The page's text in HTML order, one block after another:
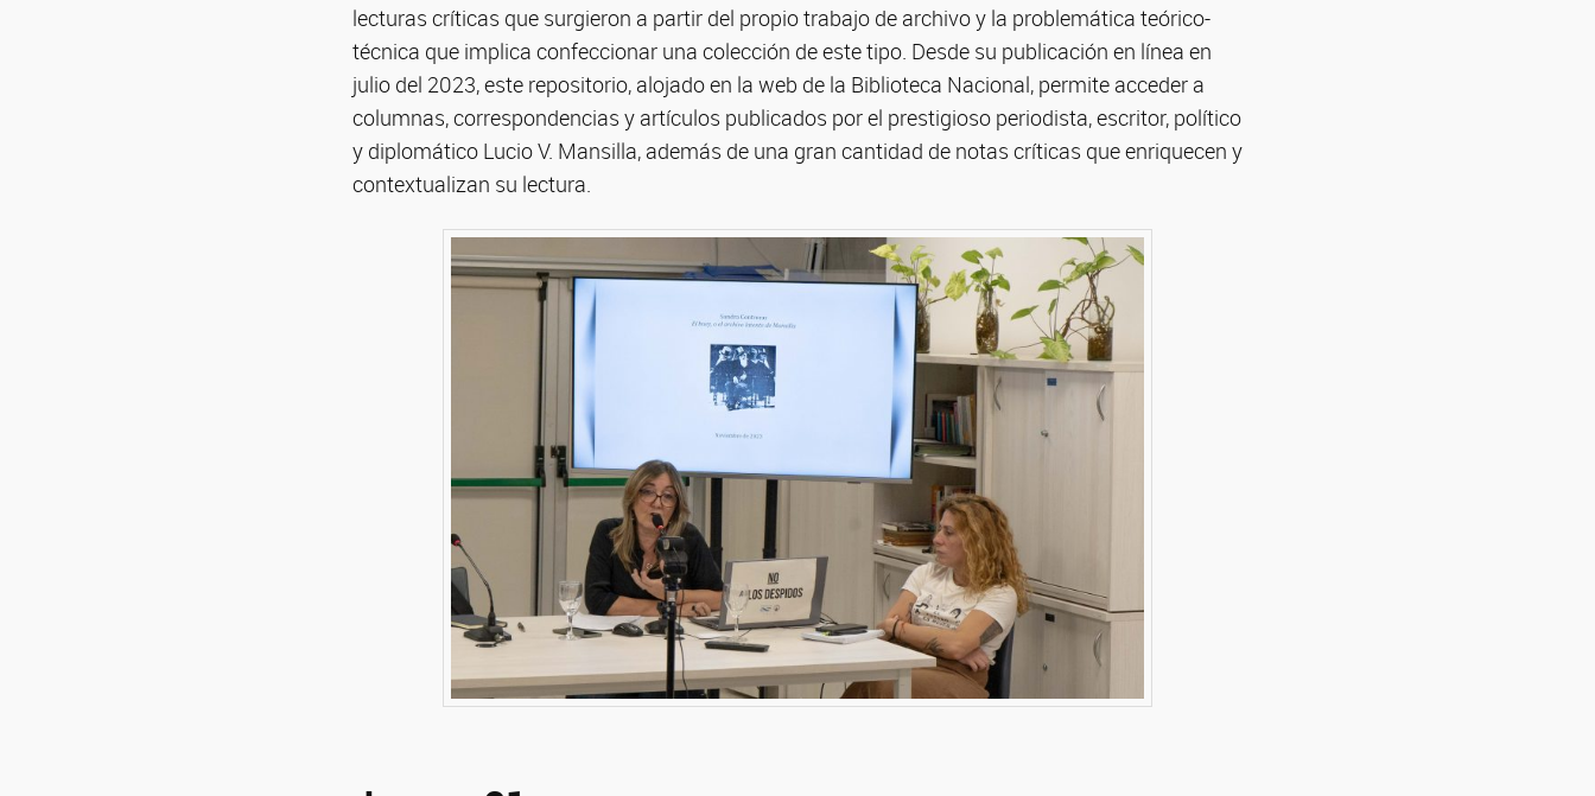
lecturas críticas que surgieron a partir del propio trabajo de archivo y la problemática teórico-
técnica que implica confeccionar una colección de este tipo. Desde su publicación en línea en
julio del 2023, este repositorio, alojado en la web de la Biblioteca Nacional, permite acceder a
columnas, correspondencias y artículos publicados por el prestigioso periodista, escritor, político
y diplomático Lucio V. Mansilla, además de una gran cantidad de notas críticas que enriquecen y
contextualizan su lectura.